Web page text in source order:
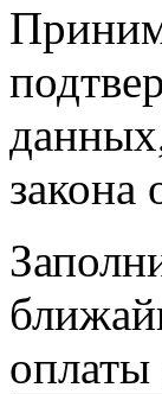
оплаты